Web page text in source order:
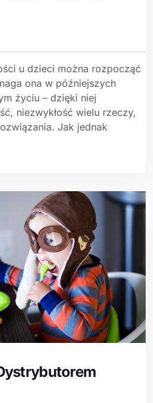
u dzieci można rozpocząć
ona w późniejszych
życiu – dzięki niej
niezwykłość wielu rzeczy,
Jak jednak